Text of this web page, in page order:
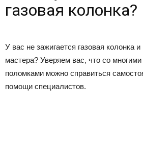
газовая колонка?
У вас не зажигается газовая колонка
мастера? Уверяем вас, что со
поломками можно справиться
помощи специалистов.